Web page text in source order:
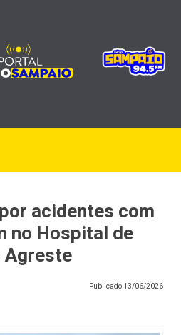
acidentes com
no Hospital de
Agreste
Publicado 13/06/2026